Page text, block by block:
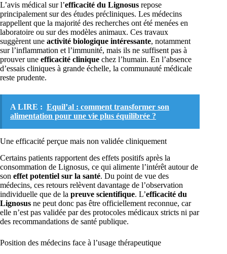
L’avis médical sur l’efficacité du Lignosus repose
principalement sur des études précliniques. Les médecins
rappellent que la majorité des recherches ont été menées en
laboratoire ou sur des modèles animaux. Ces travaux
suggèrent une activité biologique intéressante, notamment
sur l’inflammation et l’immunité, mais ils ne suffisent pas à
prouver une efficacité clinique chez l’humain. En l’absence
d’essais cliniques à grande échelle, la communauté médicale
reste prudente.
A LIRE : Equil’al : comment transformer son
alimentation pour une vie plus équilibrée ?
Une efficacité perçue mais non validée cliniquement
Certains patients rapportent des effets positifs après la
consommation de Lignosus, ce qui alimente l’intérêt autour de
son effet potentiel sur la santé. Du point de vue des
médecins, ces retours relèvent davantage de l’observation
individuelle que de la preuve scientifique. L’efficacité du
Lignosus ne peut donc pas être officiellement reconnue, car
elle n’est pas validée par des protocoles médicaux stricts ni par
des recommandations de santé publique.
Position des médecins face à l’usage thérapeutique